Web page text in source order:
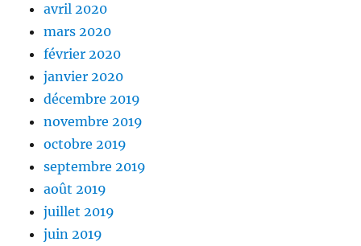
avril 2020
mars 2020
février 2020
janvier 2020
décembre 2019
novembre 2019
octobre 2019
septembre 2019
août 2019
juillet 2019
juin 2019